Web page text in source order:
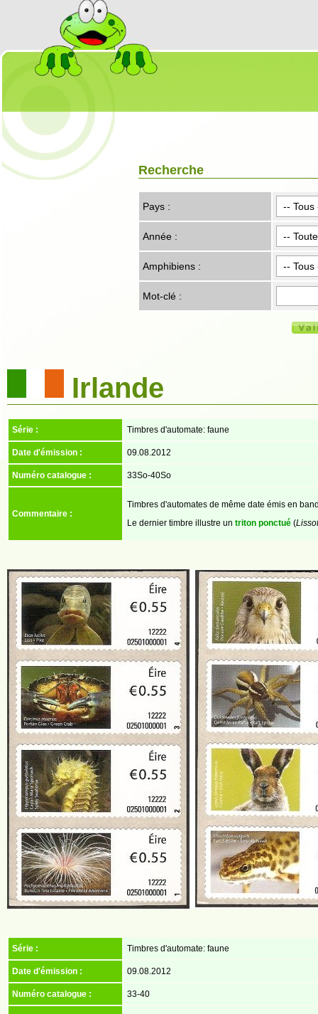
Recherche
Pays :
Année :
Amphibiens :
Mot-clé :
Irlande
Série : Timbres d'automate: faune
Date d'émission : 09.08.2012
Numéro catalogue : 33So-40So
Commentaire :
Timbres d'automates de même date émis en
Le dernier timbre illustre un triton ponctué (
Série : Timbres d'automate: faune
Date d'émission : 09.08.2012
Numéro catalogue : 33-40